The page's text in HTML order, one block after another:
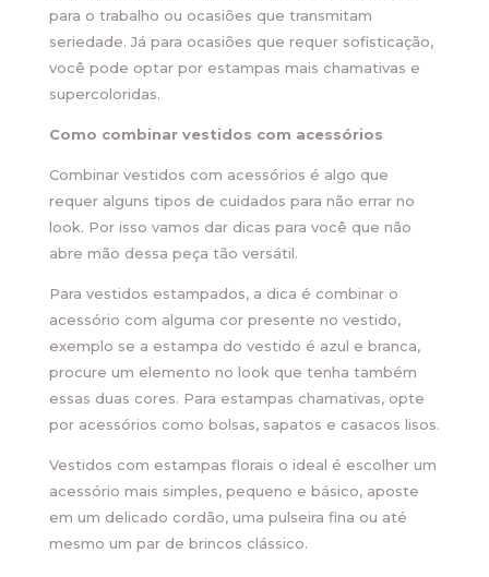
para o trabalho ou ocasiões que transmitam
seriedade. Já para ocasiões que requer sofisticação,
você pode optar por estampas mais chamativas e
supercoloridas.
Como combinar vestidos com acessórios
Combinar vestidos com acessórios é algo que
requer alguns tipos de cuidados para não errar no
look. Por isso vamos dar dicas para você que não
abre mão dessa peça tão versátil.
Para vestidos estampados, a dica é combinar o
acessório com alguma cor presente no vestido,
exemplo se a estampa do vestido é azul e branca,
procure um elemento no look que tenha também
essas duas cores. Para estampas chamativas, opte
por acessórios como bolsas, sapatos e casacos lisos.
Vestidos com estampas florais o ideal é escolher um
acessório mais simples, pequeno e básico, aposte
em um delicado cordão, uma pulseira fina ou até
mesmo um par de brincos clássico.